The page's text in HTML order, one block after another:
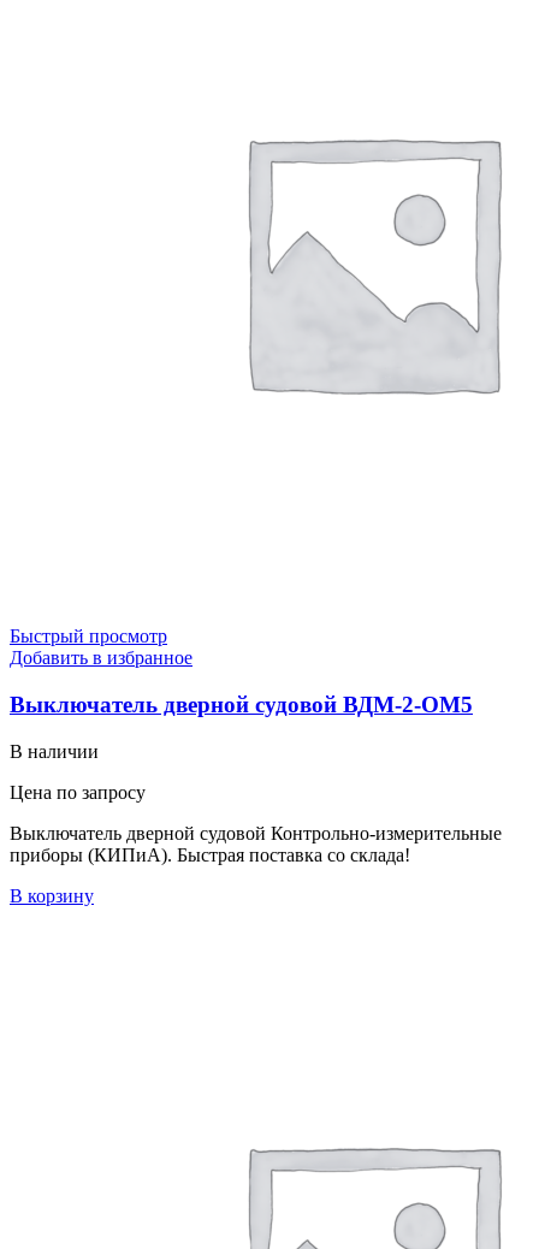
Быстрый просмотр
Добавить в избранное
Выключатель дверной судовой ВДМ-2-ОМ5
В наличии
Цена по запросу
Выключатель дверной судовой Контрольно-измерительные
приборы (КИПиА). Быстрая поставка со склада!
В корзину